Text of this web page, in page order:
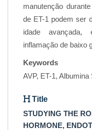
manutenção
de ET-1 podem ser
idade avançada,
inflamação de baixo
Keywords
AVP, ET-1,
Title
STUDYING THE
HORMONE,